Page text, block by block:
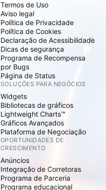
Termos de Uso
Aviso legal
Política de Privacidade
Política de Cookies
Declaração de Acessibilidade
Dicas de segurança
Programa de Recompensa
por Bugs
Página de Status
SOLUÇÕES PARA NEGÓCIOS
Widgets
Bibliotecas de gráficos
Lightweight Charts™
Gráficos Avançados
Plataforma de Negociação
OPORTUNIDADES DE
CRESCIMENTO
Anúncios
Integração de Corretoras
Programa de Parceria
Programa educacional